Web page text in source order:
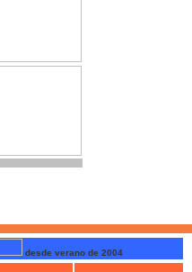
desde verano de 2004